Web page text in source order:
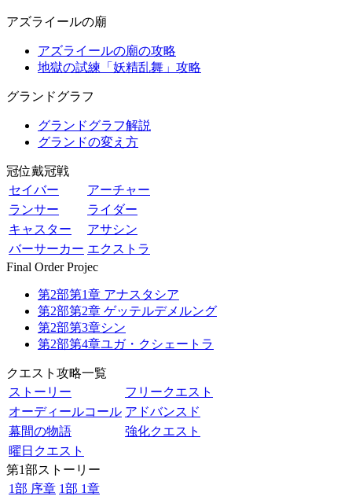
アズライールの廟
アズライールの廟の攻略
地獄の試練「妖精乱舞」攻略
グランドグラフ
グランドグラフ解説
グランドの変え方
冠位戴冠戦
セイバー
アーチャー
ランサー
ライダー
キャスター
アサシン
バーサーカー エクストラ
Final Order Projec
第2部第1章 アナスタシア
第2部第2章 ゲッテルデメルング
第2部第3章シン
第2部第4章ユガ・クシェートラ
クエスト攻略一覧
ストーリー
フリークエスト
オーディールコール アドバンスド
幕間の物語
強化クエスト
曜日クエスト
第1部ストーリー
1部 序章 1部 1章